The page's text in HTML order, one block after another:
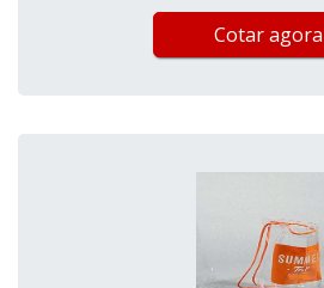
Cotar agora